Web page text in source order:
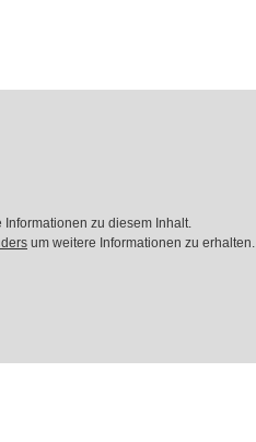
Informationen zu diesem Inhalt.
um weitere Informationen zu erhalten.